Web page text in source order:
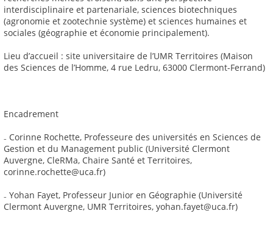
interdisciplinaire et partenariale, sciences biotechniques
(agronomie et zootechnie système) et sciences humaines et
sociales (géographie et économie principalement).
Lieu d’accueil : site universitaire de l’UMR Territoires (Maison
des Sciences de l’Homme, 4 rue Ledru, 63000 Clermont-Ferrand)
Encadrement
₋ Corinne Rochette, Professeure des universités en Sciences de
Gestion et du Management public (Université Clermont
Auvergne, CleRMa, Chaire Santé et Territoires,
corinne.rochette@uca.fr)
₋ Yohan Fayet, Professeur Junior en Géographie (Université
Clermont Auvergne, UMR Territoires, yohan.fayet@uca.fr)